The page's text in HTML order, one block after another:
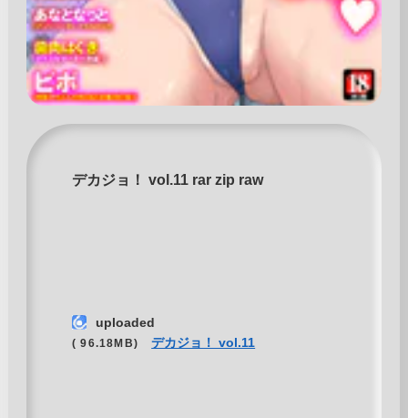
デカジョ！ vol.11 rar zip raw
uploaded
( 96.18MB) デカジョ！ vol.11